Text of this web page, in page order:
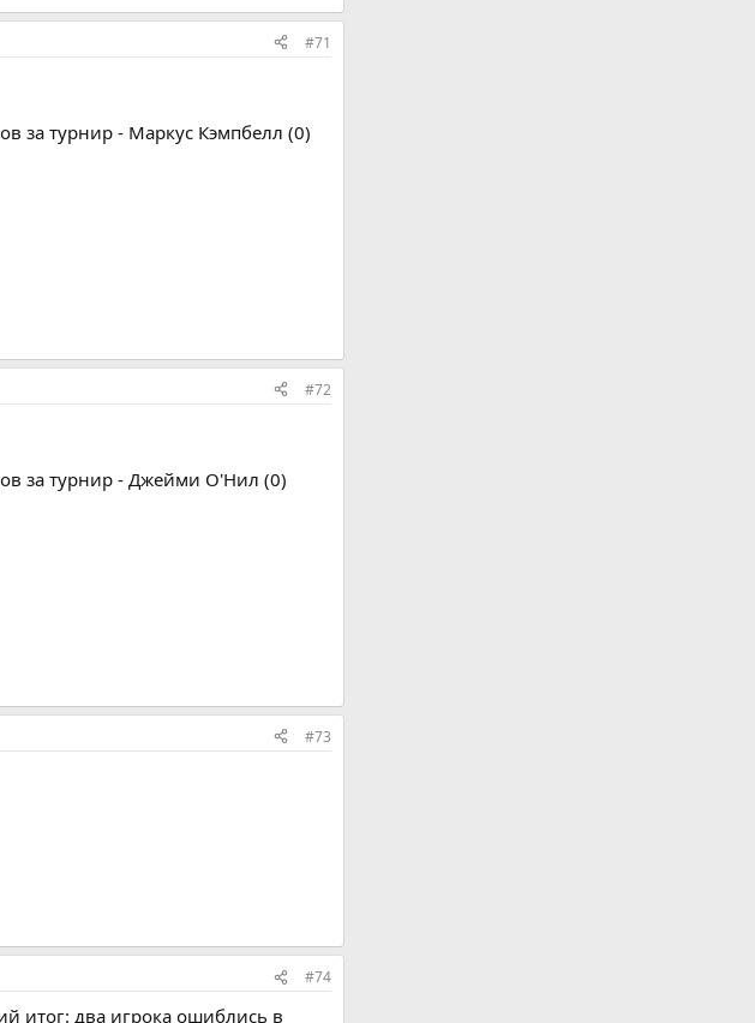
#71
за турнир - Маркус Кэмпбелл (0)
#72
за турнир - Джейми О'Нил (0)
#73
#74
итог: два игрока ошиблись в